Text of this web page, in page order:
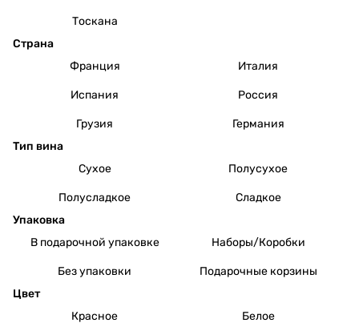
Тоскана
Страна
Франция
Италия
Испания Россия
Грузия
Германия
Тип вина
Сухое
Полусухое
Полусладкое
Сладкое
Упаковка
В подарочной упаковке
Наборы/Коробки
Без упаковки
Подарочные корзины
Цвет
Красное
Белое